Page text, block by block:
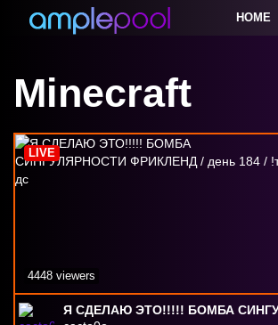
HOME
Minecraft
LIVE
4448 viewers